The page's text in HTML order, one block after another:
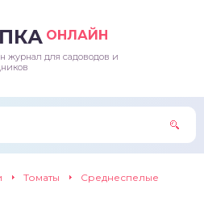
ОНЛАЙН
журнал для садоводов и
Томаты Среднеспелые